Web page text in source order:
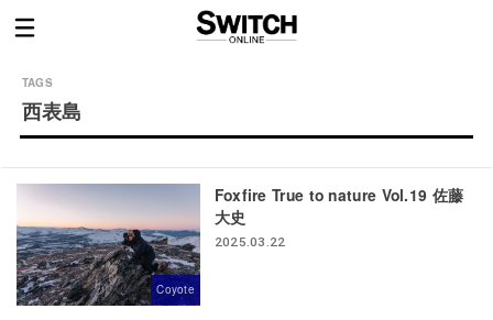
西表島
Coyote
Foxfire True to nature Vol.19 佐藤
大史
2025.03.22